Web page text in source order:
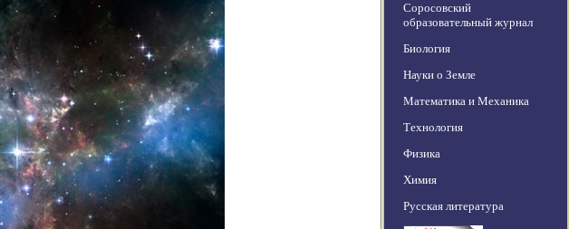
Соросовский
образовательный журнал
Биология
Науки о Земле
Математика и Механика
Технология
Физика
Химия
Русская литература